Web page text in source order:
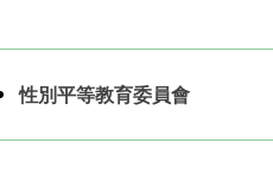
性別平等教育委員會